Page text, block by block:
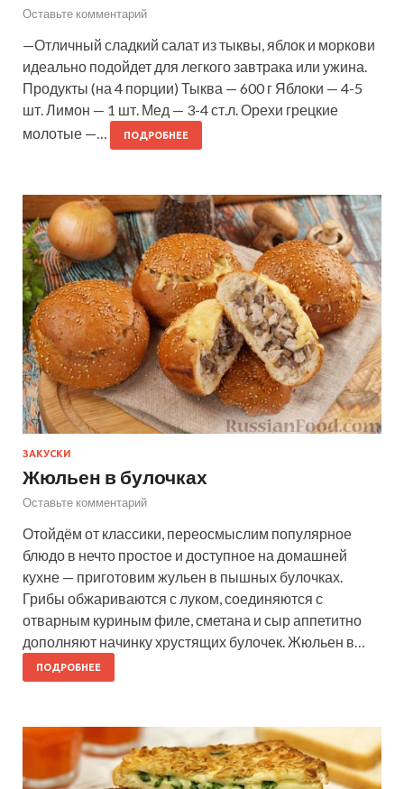
Оставьте комментарий
—Отличный сладкий салат из тыквы, яблок и моркови
идеально подойдет для легкого завтрака или ужина.
Продукты (на 4 порции) Тыква — 600 г Яблоки — 4-5
шт. Лимон — 1 шт. Мед — 3-4 ст.л. Орехи грецкие
молотые —…
ПОДРОБНЕЕ
ЗАКУСКИ
Жюльен в булочках
Оставьте комментарий
Отойдём от классики, переосмыслим популярное
блюдо в нечто простое и доступное на домашней
кухне — приготовим жульен в пышных булочках.
Грибы обжариваются с луком, соединяются с
отварным куриным филе, сметана и сыр аппетитно
дополняют начинку хрустящих булочек. Жюльен в…
ПОДРОБНЕЕ